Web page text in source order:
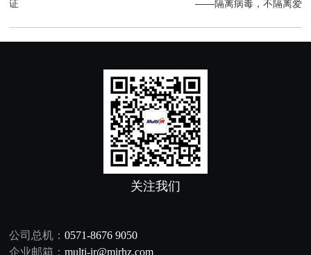
证
——隔离病毒，不隔离爱
关注我们
公司总机：0571-8676 9050
企业邮箱：multi-ir@mirhz.com